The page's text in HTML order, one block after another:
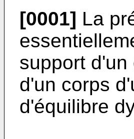
[0001] La
support
d'un corps
d'équilibre